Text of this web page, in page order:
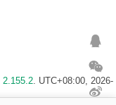
2.155.2. UTC+08:00, 2026-